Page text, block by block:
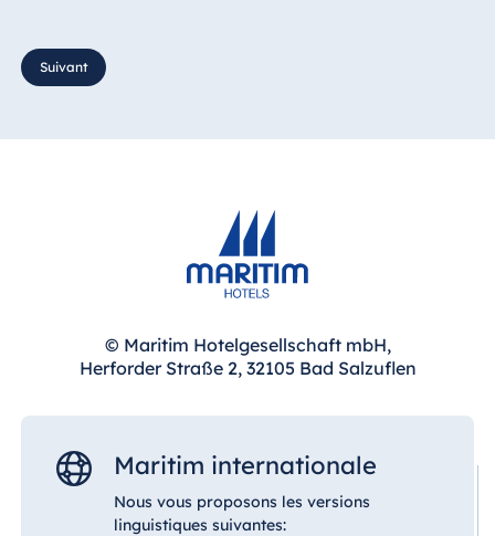
Chine
Resort Calabria
Malte
Antonine Hotel &
Egypte
Resort Marina Bay
Hotel Amelia
Suivant
© Maritim Hotelgesellschaft mbH,
Herforder Straße 2, 32105 Bad Salzuflen
Maritim internationale
Nous vous proposons les versions
linguistiques suivantes: